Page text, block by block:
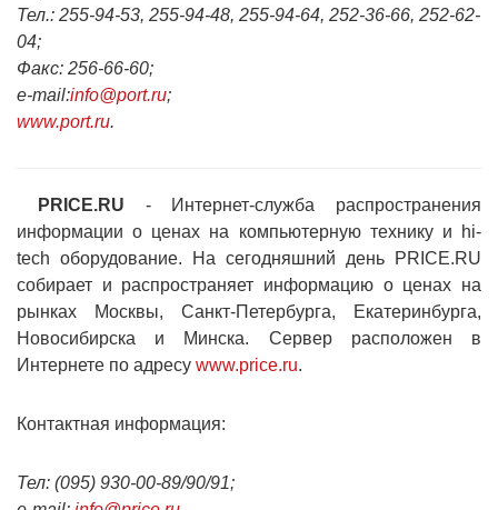
Тел.: 255-94-53, 255-94-48, 255-94-64, 252-36-66, 252-62-
04;
Факс: 256-66-60;
e-mail:info@port.ru;
www.port.ru.
PRICE.RU - Интернет-служба распространения
информации о ценах на компьютерную технику и hi-
tech оборудование. На сегодняшний день PRICE.RU
собирает и распространяет информацию о ценах на
рынках Москвы, Санкт-Петербурга, Екатеринбурга,
Новосибирска и Минска. Сервер расположен в
Интернете по адресу www.price.ru.
Контактная информация:
Тел: (095) 930-00-89/90/91;